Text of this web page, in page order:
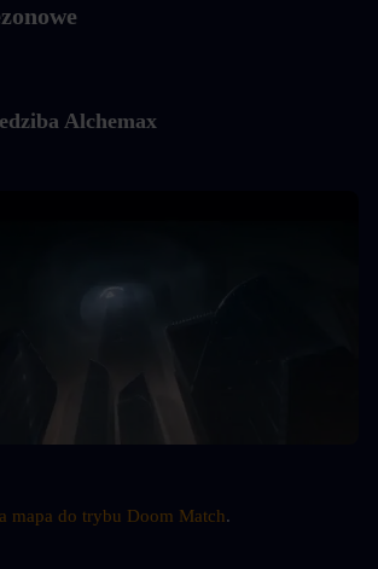
Alchemax
mapa do trybu Doom Match.